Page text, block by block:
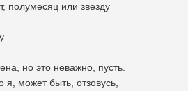
полумесяц или звезду
но это неважно, пусть.
я, может быть, отзовусь,